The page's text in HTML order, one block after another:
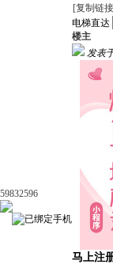
[复制链
59832596
电梯直达
楼主
发表
马上注